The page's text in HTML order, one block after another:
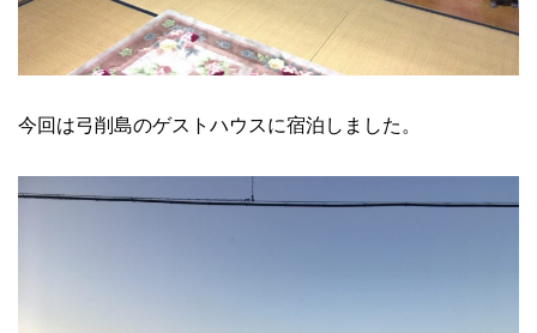
今回は弓削島のゲストハウスに宿泊しました。